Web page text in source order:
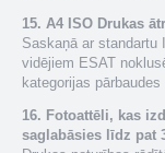
15. A4 ISO Drukas
Saskaņā ar standartu
vidējiem ESAT
kategorijas
16. Fotoattēli, kas
saglabāsies līdz pat